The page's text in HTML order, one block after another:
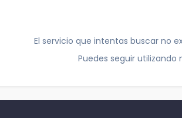
El servicio que intentas buscar no
Puedes seguir